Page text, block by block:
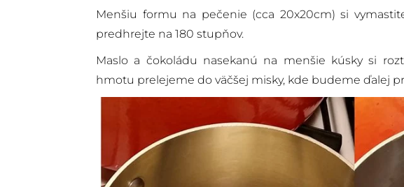
Menšiu formu na pečenie (cca 20x20cm) si
predhrejte na 180 stupňov.
Maslo a čokoládu nasekanú na menšie kúsky si
hmotu prelejeme do väčšej misky, kde budeme ďalej